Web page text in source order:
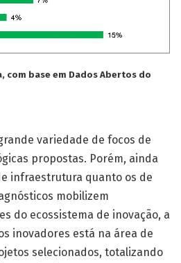
com base em Dados Abertos do
variedade de focos de
propostas. Porém, ainda
infraestrutura quanto os de
mobilizem
do ecossistema de inovação, a
inovadores está na área de
selecionados, totalizando